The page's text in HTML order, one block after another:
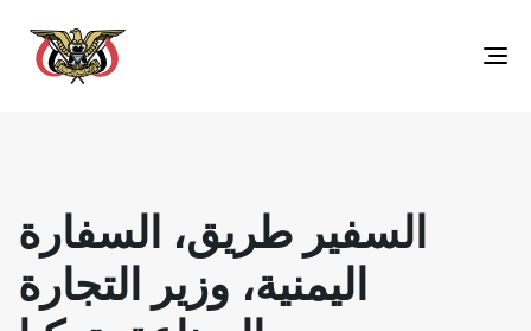
Toggle
السفير طريق، السفارة
اليمنية، وزير التجارة